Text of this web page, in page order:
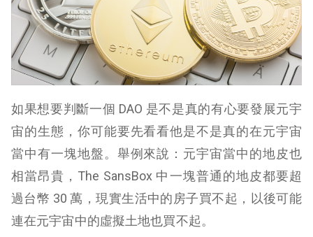
如果想要判斷一個 DAO 是不是真的有心要發展元宇
宙的生態，你可能要先看看他是不是真的在元宇宙
當中有一塊地盤。舉例來說：元宇宙當中的地皮也
相當昂貴，The SansBox 中一塊普通的地皮都要超
過台幣 30 萬，現實生活中的房子買不起，以後可能
連在元宇宙中的虛擬土地也買不起。